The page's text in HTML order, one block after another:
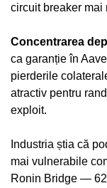
circuit breaker mai
Concentrarea
ca garanție în
pierderile
atractiv pentru
exploit.
Industria știa că
mai vulnerabile
Ronin Bridge —